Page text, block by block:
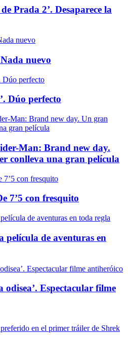
Prada 2’. Desaparece la
nuevo
Dúo perfecto
Man: Brand new day.
conlleva una gran película
7’5 con fresquito
película de aventuras en
odisea’. Espectacular filme